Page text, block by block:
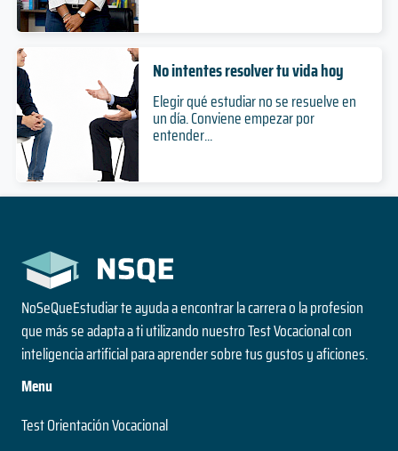
No intentes resolver tu vida hoy
Elegir qué estudiar no se resuelve en
un día. Conviene empezar por
entender...
NoSeQueEstudiar te ayuda a encontrar la carrera o la profesion
que más se adapta a ti utilizando nuestro Test Vocacional con
inteligencia artificial para aprender sobre tus gustos y aficiones.
Menu
Test Orientación Vocacional